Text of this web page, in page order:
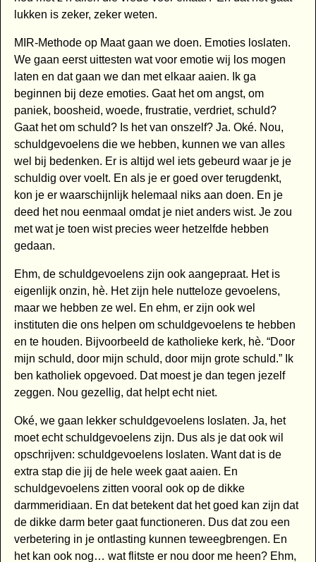
lukken is zeker, zeker weten.
MIR-Methode op Maat gaan we doen. Emoties loslaten.
We gaan eerst uittesten wat voor emotie wij los mogen
laten en dat gaan we dan met elkaar aaien. Ik ga
beginnen bij deze emoties. Gaat het om angst, om
paniek, boosheid, woede, frustratie, verdriet, schuld?
Gaat het om schuld? Is het van onszelf? Ja. Oké. Nou,
schuldgevoelens die we hebben, kunnen we van alles
wel bij bedenken. Er is altijd wel iets gebeurd waar je je
schuldig over voelt. En als je er goed over terugdenkt,
kon je er waarschijnlijk helemaal niks aan doen. En je
deed het nou eenmaal omdat je niet anders wist. Je zou
met wat je toen wist precies weer hetzelfde hebben
gedaan.
Ehm, de schuldgevoelens zijn ook aangepraat. Het is
eigenlijk onzin, hè. Het zijn hele nutteloze gevoelens,
maar we hebben ze wel. En ehm, er zijn ook wel
instituten die ons helpen om schuldgevoelens te hebben
en te houden. Bijvoorbeeld de katholieke kerk, hè. “Door
mijn schuld, door mijn schuld, door mijn grote schuld.” Ik
ben katholiek opgevoed. Dat moest je dan tegen jezelf
zeggen. Nou gezellig, dat helpt echt niet.
Oké, we gaan lekker schuldgevoelens loslaten. Ja, het
moet echt schuldgevoelens zijn. Dus als je dat ook wil
opschrijven: schuldgevoelens loslaten. Want dat is de
extra stap die jij de hele week gaat aaien. En
schuldgevoelens zitten vooral ook op de dikke
darmmeridiaan. En dat betekent dat het goed kan zijn dat
de dikke darm beter gaat functioneren. Dus dat zou een
verbetering in je ontlasting kunnen teweegbrengen. En
het kan ook nog… wat flitste er nou door me heen? Ehm,